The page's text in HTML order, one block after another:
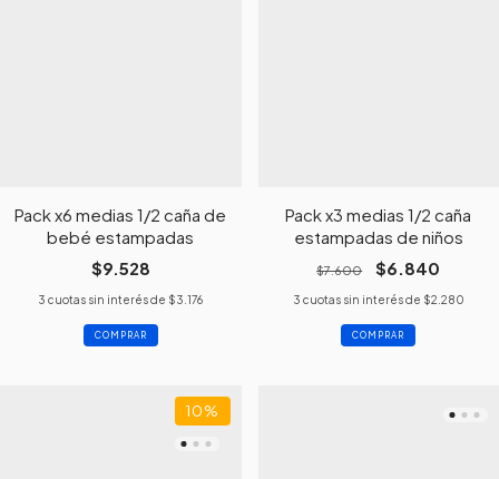
Pack x6 medias 1/2 caña de
bebé estampadas
$9.528
3 cuotas sin interés de $3.176
COMPRAR
Pack x3 medias 1/2 caña
estampadas de niños
$7.600 $6.840
3 cuotas sin interés de $2.280
COMPRAR
10%